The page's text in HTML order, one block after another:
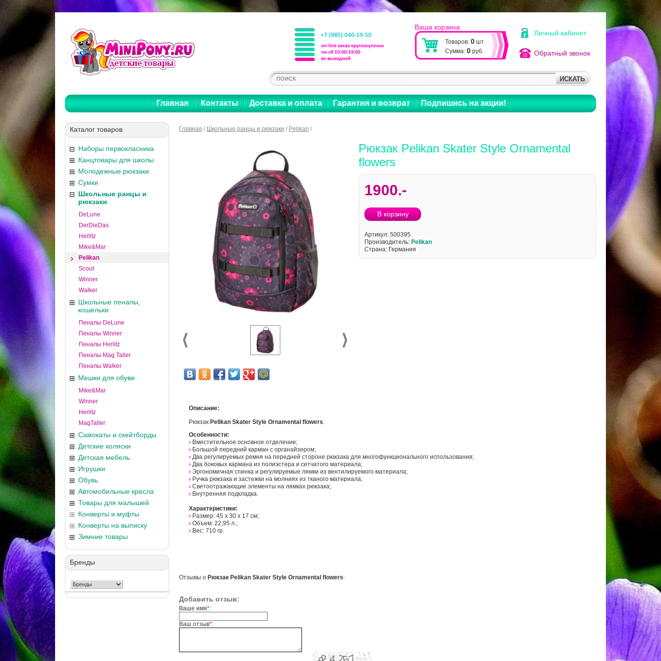
Личный кабинет
Обратный звонок
Ваша корзина
Товаров: 0 шт.
Сумма: 0 руб.
Главная Контакты Доставка и оплата Гарантия и возврат Подпишись на акции!
Каталог товаров
Наборы первокласника
Канцтовары для школы
Молодежные рюкзаки
Сумки
Школьные ранцы и
рюкзаки
DeLune
DerDieDas
Herlitz
Mike&Mar
Pelikan
Scout
Winner
Walker
Школьные пеналы,
кошельки
Пеналы DeLune
Пеналы Winner
Пеналы Herlitz
Пеналы Mag Taller
Пеналы Walker
Мешки для обуви
Mike&Mar
Winner
Herlitz
MagTaller
Самокаты и скейтборды
Детские коляски
Детская мебель
Игрушки
Обувь
Автомобильные кресла
Товары для малышей
Конверты и муфты
Конверты на выписку
Зимние товары
Бренды
Главная / Школьные ранцы и рюкзаки / Pelikan /
Рюкзак Pelikan Skater Style Ornamental
flowers
1900.-
Артикул: 500395
Производитель: Pelikan
Страна: Германия
Описание:
Рюкзак Pelikan Skater Style Ornamental flowers.
Особенности:
› Вместительное основное отделение;
› Большой передний карман с органайзером;
› Два регулируемых ремня на передней стороне рюкзака для многофункционального использования;
› Два боковых кармана из полиэстера и сетчатого материала;
› Эргономичная спинка и регулируемые лямки из вентилируемого материала;
› Ручка рюкзака и застежки на молниях из тканого материала;
› Светоотражающие элементы на лямках рюкзака;
› Внутренняя подкладка.
Характеристики:
› Размер: 45 х 30 х 17 см;
› Объем: 22,95 л.;
› Вес: 710 гр.
Отзывы о Рюкзак Pelikan Skater Style Ornamental flowers:
Добавить отзыв:
Ваше имя*:
Ваш отзыв*: